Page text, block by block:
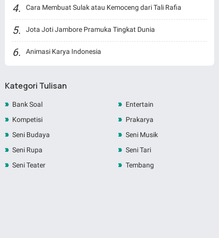
Cara Membuat Sulak atau Kemoceng dari Tali Rafia
Jota Joti Jambore Pramuka Tingkat Dunia
Animasi Karya Indonesia
Kategori Tulisan
Bank Soal
Entertain
Kompetisi
Prakarya
Seni Budaya
Seni Musik
Seni Rupa
Seni Tari
Seni Teater
Tembang